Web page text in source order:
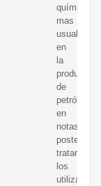
químicos
mas
usuales
en
la
producción
de
petróleo
en
notas
posteriores
trataremos
los
utilizados